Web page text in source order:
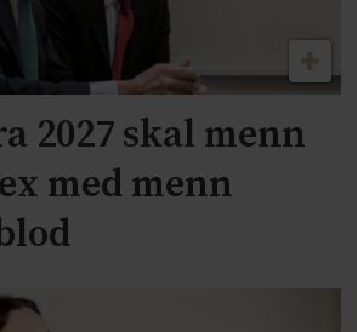
2027 skal menn
med menn